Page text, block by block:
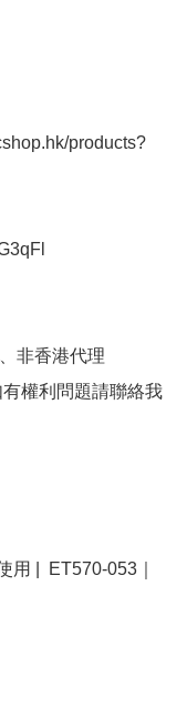
products?
非香港代理
權利問題請聯絡我
用 |  ET570-053｜